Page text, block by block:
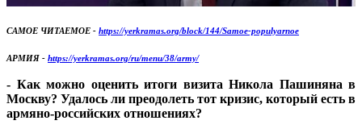
САМОЕ ЧИТАЕМОЕ - https://yerkramas.org/block/144/Samoe-populyarnoe
АРМИЯ - https://yerkramas.org/ru/menu/38/army/
- Как можно оценить итоги визита Никола Пашиняна в
Москву? Удалось ли преодолеть тот кризис, который есть в
армяно-российских отношениях?